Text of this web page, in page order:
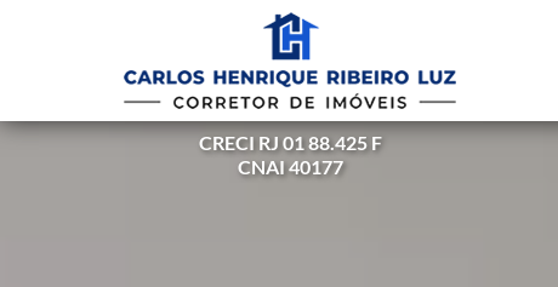
CRECI RJ 01 88.425 F
CNAI 40177